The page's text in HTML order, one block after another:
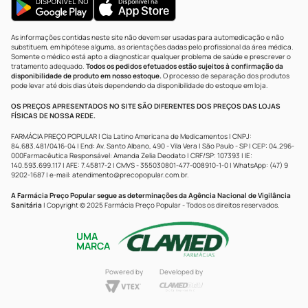
As informações contidas neste site não devem ser usadas para automedicação e não
substituem, em hipótese alguma, as orientações dadas pelo profissional da área médica.
Somente o médico está apto a diagnosticar qualquer problema de saúde e prescrever o
tratamento adequado. Todos os pedidos efetuados estão sujeitos à confirmação da
disponibilidade de produto em nosso estoque.O processo de separação dos produtos
pode levar até dois dias úteis dependendo da disponibilidade do estoque em loja.
OS PREÇOS APRESENTADOS NO SITE SÃO DIFERENTES DOS PREÇOS DAS LOJAS
FÍSICAS DE NOSSA REDE.
FARMÁCIA PREÇO POPULAR | Cia Latino Americana de Medicamentos | CNPJ:
84.683.481/0416-04 | End: Av. Santo Albano, 490 - Vila Vera | São Paulo - SP | CEP: 04.296-
000Farmacêutica Responsável: Amanda Zelia Deodato | CRF/SP: 107393 | IE:
140.593.699.117 | AFE: 7.45817-2 | CMVS - 355030801-477-008910-1-0 | WhatsApp: (47) 9
9202-1687 | e-mail: atendimento@precopopular.com.br.
A Farmácia Preço Popular segue as determinações da Agência Nacional de Vigilância
Sanitária | Copyright © 2025 Farmácia Preço Popular - Todos os direitos reservados.
UMA
MARCA
Powered by Developed by